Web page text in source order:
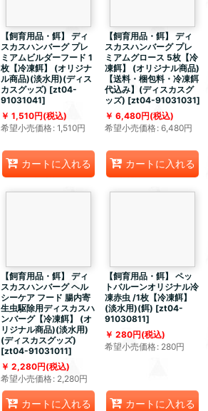
【飼育用品・餌】 ディ
スカスハンバーグ プレ
ミアムビルダーフード 1
枚【冷凍餌】 (オリジナ
ル商品)(淡水用)(ディス
カスグッズ) [zt04-
91031041]
1,510円(税込)
希望小売価格: 1,510円
カートに入れる
【飼育用品・餌】 ディ
スカスハンバーグ プレ
ミアムグロース 5枚【冷
凍餌】 (オリジナル商品)
【送料・梱包料・冷凍餌
代込み】(ディスカスグ
ッズ) [zt04-91031031]
6,480円(税込)
希望小売価格: 6,480円
カートに入れる
【飼育用品・餌】 ディ
スカスハンバーグ ヘル
シーケア フード 腸内寄
生虫駆除用ディスカスハ
ンバーグ【冷凍餌】 (オ
リジナル商品)(淡水用)
(ディスカスグッズ)
[zt04-91031011]
2,280円(税込)
希望小売価格: 2,280円
カートに入れる
【飼育用品・餌】 ペッ
トバルーンオリジナル冷
凍赤虫 /1枚【冷凍餌】
(淡水用)(餌) [zt04-
91030811]
280円(税込)
希望小売価格: 280円
カートに入れる